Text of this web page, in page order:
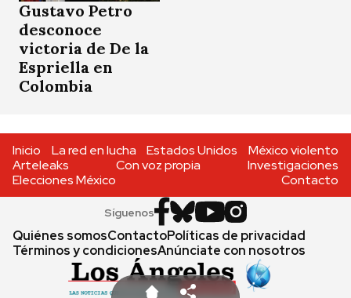
Gustavo Petro
desconoce
victoria de De la
Espriella en
Colombia
Inicio La red en lucha Estados Unidos
México violento
Arteleaks
Con voz propia
Investigaciones
Elecciones México
Contacto
Síguenos
Quiénes somosContactoPolíticas de privacidad
Términos y condicionesAnúnciate con nosotros